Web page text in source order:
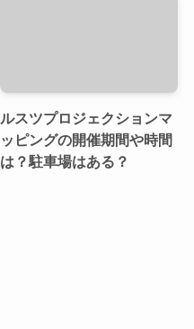
ルスツプロジェクションマ
ッピングの開催期間や時間
は？駐車場はある？